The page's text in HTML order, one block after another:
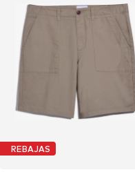
REBAJAS